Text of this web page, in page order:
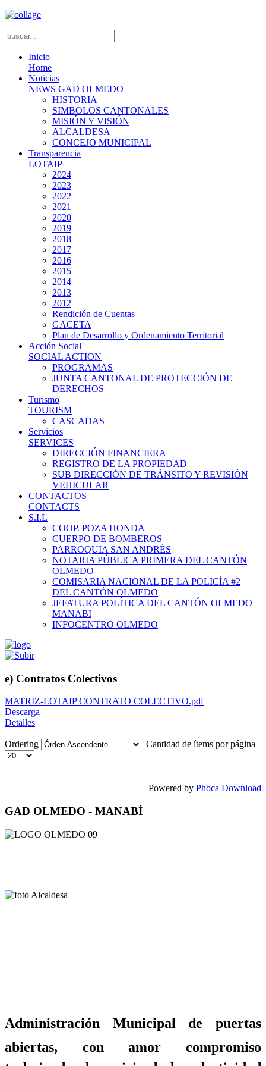
Inicio
Home
Noticias
NEWS GAD OLMEDO
HISTORIA
SIMBOLOS CANTONALES
MISIÓN Y VISIÓN
ALCALDESA
CONCEJO MUNICIPAL
Transparencia
LOTAIP
2024
2023
2022
2021
2020
2019
2018
2017
2016
2015
2014
2013
2012
Rendición de Cuentas
GACETA
Plan de Desarrollo y Ordenamiento Territorial
Acción Social
SOCIAL ACTION
PROGRAMAS
JUNTA CANTONAL DE PROTECCIÓN DE
DERECHOS
Turismo
TOURISM
CASCADAS
Servicios
SERVICES
DIRECCIÓN FINANCIERA
REGISTRO DE LA PROPIEDAD
SUB DIRECCIÓN DE TRÁNSITO Y REVISIÓN
VEHICULAR
CONTACTOS
CONTACTS
S.I.L
COOP. POZA HONDA
CUERPO DE BOMBEROS
PARROQUIA SAN ANDRÉS
NOTARIA PÚBLICA PRIMERA DEL CANTÓN
OLMEDO
COMISARIA NACIONAL DE LA POLICÍA #2
DEL CANTÓN OLMEDO
JEFATURA POLÍTICA DEL CANTÓN OLMEDO
MANABI
INFOCENTRO OLMEDO
e) Contratos Colectivos
MATRIZ-LOTAIP CONTRATO COLECTIVO.pdf
Descarga
Detalles
Ordering Cantidad de ítems por página
Powered by Phoca Download
GAD OLMEDO - MANABÍ
Administración Municipal de puertas
abiertas, con amor compromiso